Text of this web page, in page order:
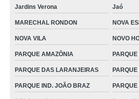
colares para coluna cervicais Bom Jesus de
colares cervicais para coluna Goiatuba
empresa de órtese de joelho articulada São
Jardins Verona Jaó
MARECHAL RONDON NOVA
NOVA VILA NOVO
PARQUE AMAZÔNIA
PARQUE DAS LARANJEIRAS
PARQUE IND. JOÃO BRAZ